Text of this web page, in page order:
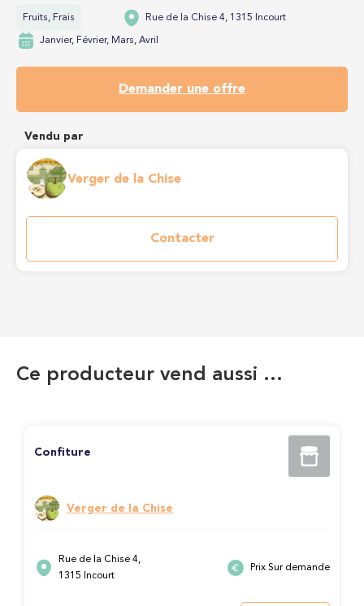
Fruits, Frais Rue de la Chise 4, 1315 Incourt
Janvier, Février, Mars, Avril
Demander une offre
Vendu par
Verger de la Chise
Contacter
Ce producteur vend aussi …
Confiture
Verger de la Chise
Rue de la Chise 4,
1315 Incourt
Prix Sur demande